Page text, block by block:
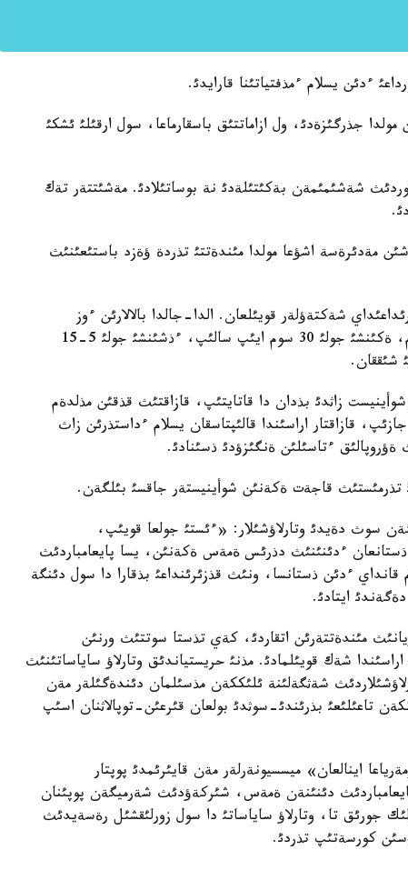
ءدئن يسلام ءمذفتياتئنا قارايدئ.
جذرگئزةدئ، ول ازاماتتئق باسقارماعا، سول ارقئلئ ئشكئ
شةشئمئمةن بةكئتئلةدئ نة بوساتئلادئ. مةشئتتةر تةك
مةدئرةسة اشؤعا مولدا مئندةتتئ تذردة ؤةزد باستئعئنئث
شةكتةؤلةر قويئلعان. الدا-جالدا بالالارئن ءوز
بةتئنشة وقئتقان قازاقتارعا ءبئرئنشئ جولئ 10 سوم، ةكئنشئ جولئ 30 سوم ايئپ سالئپ، ءذشئنشئ جولئ 5-15
شئققان.
زاثدئ بذدان دا قاتايتئپ، قازاقتئث قذقئن مذلدةم
قازاقتار اراسئندا قالئپتاسقان يسلام ءداستذرئن زاث
ءتاسئلئن ةنگئزؤدئ ذسئنادئ.
تذرمئستئث قاجةت ةكةنئن شوأينيستةر جاقسئ بئلگةن.
سوث دةيدئ وتارلاؤشئلار: «ءئستئ جولعا قويئپ،
ذستانعان ءدئنئنئث دذرئس ةمةس ةكةنئن، يسا پايعامباردئث
ءدئن ذستانسا، ونئث قذزئرئنداعئ بذقارا دا سول دئنگة
ايتادئ.
مئندةتتةرئن اتقاردئ، كةي تذستا سوتتئث ورنئن
شةك قويئلمادئ. مذنئ حريستياندئق وتارلاؤ ساياساتئنئث
شةثگةلئنة ئلئككةن مذسئلمان دئندةگئلةر مةن
تاعئلئعئ بذرئندئ-سوثدئ بولعان قئرعئن-توپالاثنان اسئپ
اينالعان» ميسسيونةرلةر مةن قايئرئمدئ پوپتار
دئنئنةن ةمةس، شئركةؤدئث شةرميگةن پوپئنان
جورئق تا، وتارلاؤ ساياساتئ دا سول زورلئقشئل رةسةيدئث
كورسةتئپ تذردئ.